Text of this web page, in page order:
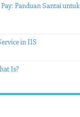
Panduan Santai untuk
in IIS
Is?